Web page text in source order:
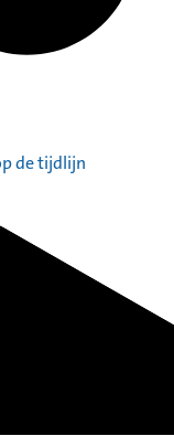
de tijdlijn